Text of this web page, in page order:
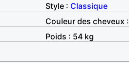
Style : Classique
Couleur des cheveux :
Poids : 54 kg